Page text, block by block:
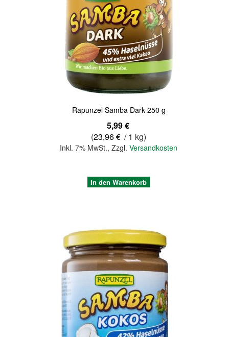
Rapunzel Samba Dark 250 g
5,99 €
(23,96 € / 1 kg)
Inkl. 7% MwSt.,Zzgl.Versandkosten
In den Warenkorb